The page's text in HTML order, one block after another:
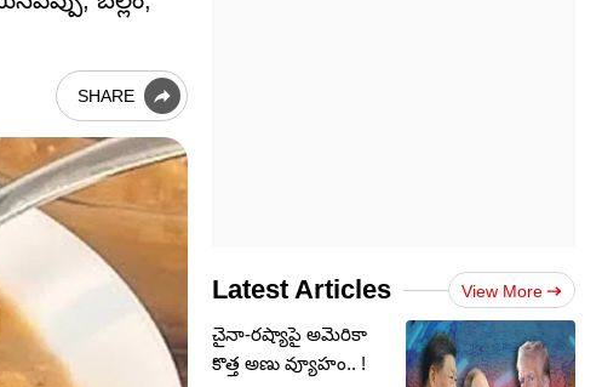
SHARE
Latest Articles View More
చైనా-రష్యాపై అమెరికా
కొత్త అణు వ్యూహం.. !